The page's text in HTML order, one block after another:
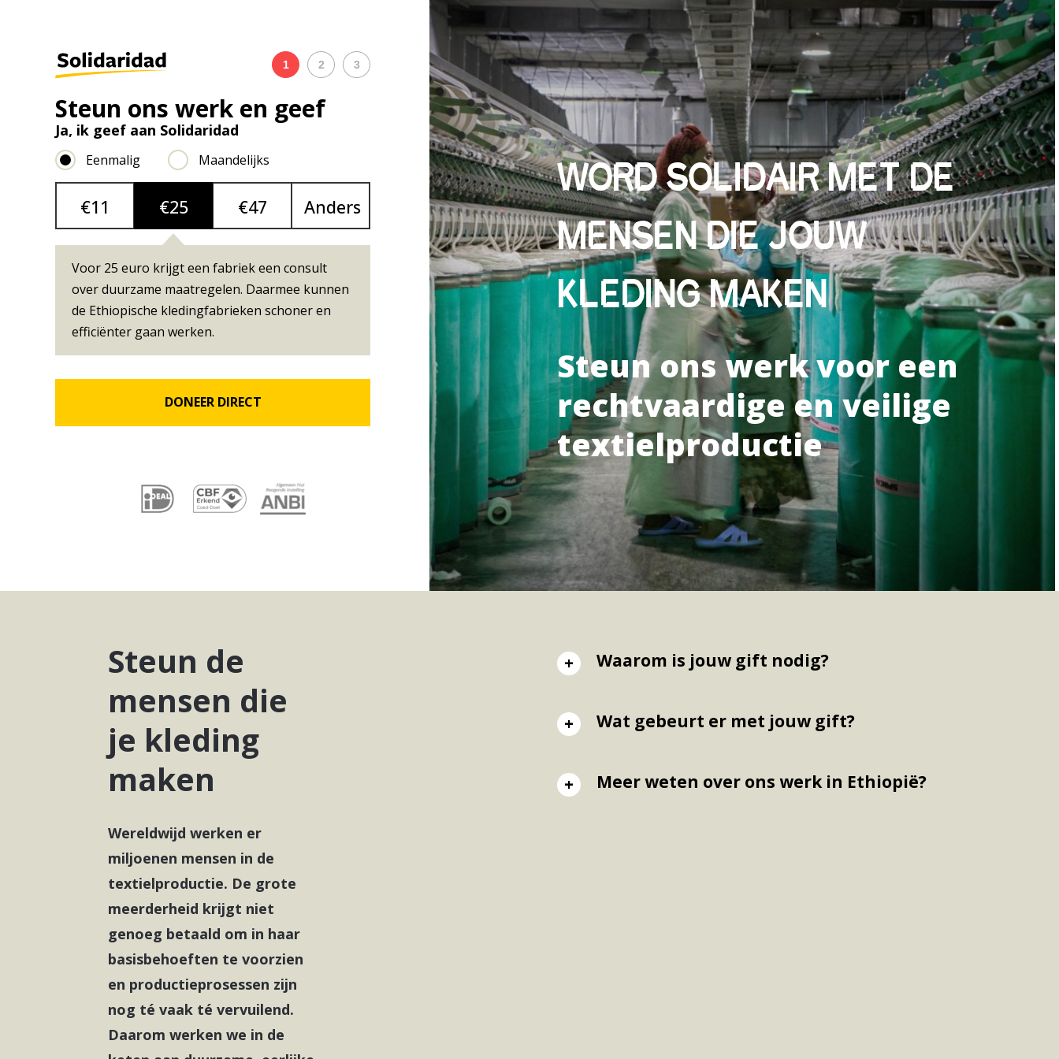
1 2 3
Steun ons werk en geef
Ja, ik geef aan Solidaridad
Eenmalig
Maandelijks
€11 €25 €47 Anders
Voor 25 euro krijgt een fabriek een consult
over duurzame maatregelen. Daarmee kunnen
de Ethiopische kledingfabrieken schoner en
efficiënter gaan werken.
WORD SOLIDAIR MET DE
MENSEN DIE JOUW
KLEDING MAKEN
Steun ons werk voor een
rechtvaardige en veilige
textielproductie
Steun de
mensen die
je kleding
maken
Wereldwijd werken er
miljoenen mensen in de
textielproductie. De grote
meerderheid krijgt niet
genoeg betaald om in haar
basisbehoeften te voorzien
en productieprosessen zijn
nog té vaak té vervuilend.
Daarom werken we in de
Waarom is jouw gift nodig?
Wat gebeurt er met jouw gift?
Meer weten over ons werk in Ethiopië?